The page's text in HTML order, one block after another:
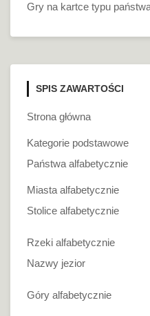
Gry na kartce typu
SPIS ZAWARTOŚCI
Strona główna
Kategorie podstawowe
Państwa alfabetycznie
Miasta alfabetycznie
Stolice alfabetycznie
Rzeki alfabetycznie
Nazwy jezior
Góry alfabetycznie